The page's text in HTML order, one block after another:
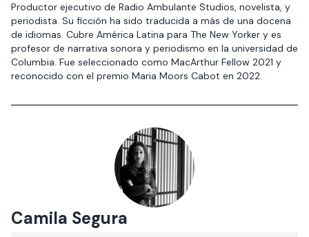
Productor ejecutivo de Radio Ambulante Studios, novelista, y
periodista. Su ficción ha sido traducida a más de una docena
de idiomas. Cubre América Latina para The New Yorker y es
profesor de narrativa sonora y periodismo en la universidad de
Columbia. Fue seleccionado como MacArthur Fellow 2021 y
reconocido con el premio Maria Moors Cabot en 2022.
Camila Segura